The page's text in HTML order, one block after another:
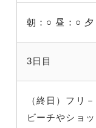
朝：○ 昼：○
3日目
（終日）フリ
ビーチやショ